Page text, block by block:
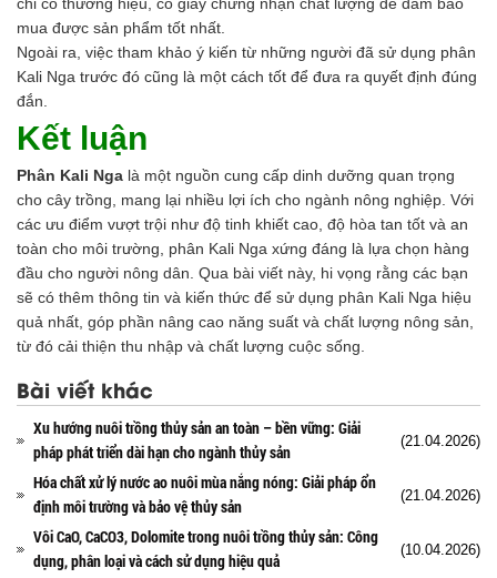
mua được sản phẩm tốt nhất.
Ngoài ra, việc tham khảo ý kiến từ những người đã sử dụng phân
Kali Nga trước đó cũng là một cách tốt để đưa ra quyết định đúng
đắn.
Kết luận
Phân Kali Nga là một nguồn cung cấp dinh dưỡng quan trọng
cho cây trồng, mang lại nhiều lợi ích cho ngành nông nghiệp. Với
các ưu điểm vượt trội như độ tinh khiết cao, độ hòa tan tốt và an
toàn cho môi trường, phân Kali Nga xứng đáng là lựa chọn hàng
đầu cho người nông dân. Qua bài viết này, hi vọng rằng các bạn
sẽ có thêm thông tin và kiến thức để sử dụng phân Kali Nga hiệu
quả nhất, góp phần nâng cao năng suất và chất lượng nông sản,
từ đó cải thiện thu nhập và chất lượng cuộc sống.
Bài viết khác
Xu hướng nuôi trồng thủy sản an toàn – bền vững: Giải
pháp phát triển dài hạn cho ngành thủy sản
(21.04.2026)
Hóa chất xử lý nước ao nuôi mùa nắng nóng: Giải pháp ổn
định môi trường và bảo vệ thủy sản
(21.04.2026)
Vôi CaO, CaCO3, Dolomite trong nuôi trồng thủy sản: Công
dụng, phân loại và cách sử dụng hiệu quả
(10.04.2026)